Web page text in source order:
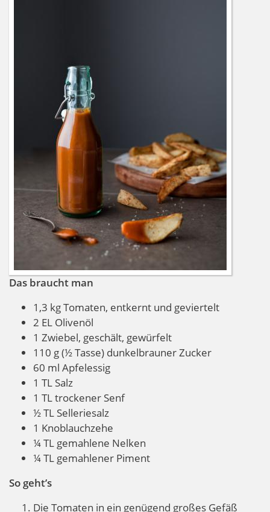
Das braucht man
1,3 kg Tomaten, entkernt und geviertelt
2 EL Olivenöl
1 Zwiebel, geschält, gewürfelt
110 g (½ Tasse) dunkelbrauner Zucker
60 ml Apfelessig
1 TL Salz
1 TL trockener Senf
½ TL Selleriesalz
1 Knoblauchzehe
¼ TL gemahlene Nelken
¼ TL gemahlener Piment
So geht’s
Die Tomaten in ein genügend großes Gefäß